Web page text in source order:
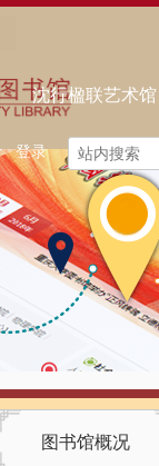
沈行楹联艺术馆
登录
图书馆概况